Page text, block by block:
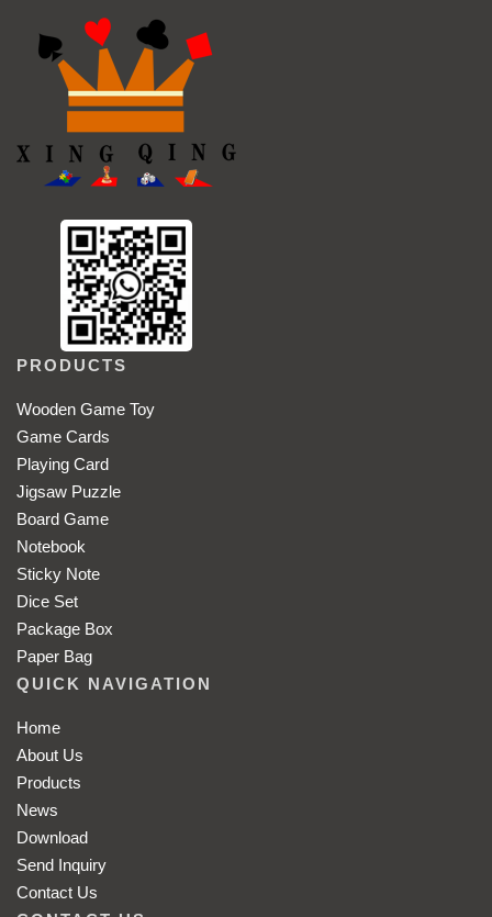
PRODUCTS
Wooden Game Toy
Game Cards
Playing Card
Jigsaw Puzzle
Board Game
Notebook
Sticky Note
Dice Set
Package Box
Paper Bag
QUICK NAVIGATION
Home
About Us
Products
News
Download
Send Inquiry
Contact Us